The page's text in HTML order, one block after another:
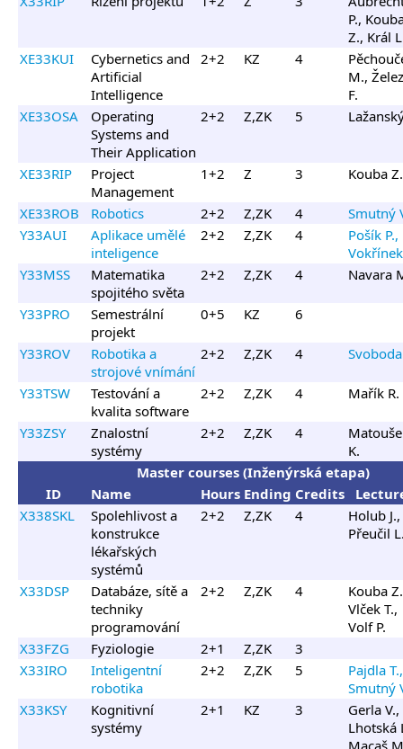
P.,
Z., Král
XE33KUI
Cybernetics and
Artificial
Intelligence
2+2 KZ 4
M.,
F.
XE33OSA
Operating
Systems and
Their Application
2+2 Z,ZK 5
XE33RIP
Project
Management
1+2 Z 3 Kouba Z.
XE33ROB Robotics 2+2 Z,ZK 4
Smutný
Y33AUI
Aplikace umělé
inteligence
2+2 Z,ZK 4
Pošík P.,
Vokřínek
Y33MSS
Matematika
spojitého světa
2+2 Z,ZK 4 Navara
Y33PRO
Semestrální
projekt
0+5 KZ 6
Y33ROV
Robotika a
strojové vnímání
2+2 Z,ZK 4
Y33TSW
Testování a
kvalita software
2+2 Z,ZK 4 Mařík R.
Y33ZSY
Znalostní
systémy
2+2 Z,ZK 4
K.
Master courses (Inženýrská etapa)
ID
Name Hours Ending Credits
X338SKL
Spolehlivost a
konstrukce
lékařských
systémů
2+2 Z,ZK 4
Holub J.,
Přeučil
X33DSP
Databáze, sítě a
techniky
programování
2+2 Z,ZK 4
Kouba
Vlček T.,
Volf P.
X33FZG
Fyziologie 2+1 Z,ZK
3
X33IRO
Inteligentní
robotika
2+2 Z,ZK 5
Pajdla T.,
Smutný
X33KSY
Kognitivní
systémy
2+1 KZ 3
Gerla V.,
Lhotská
Macaš